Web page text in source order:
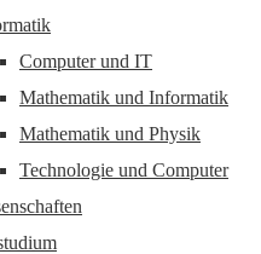
Computer und IT
Mathematik und Informatik
Mathematik und Physik
Technologie und Computer